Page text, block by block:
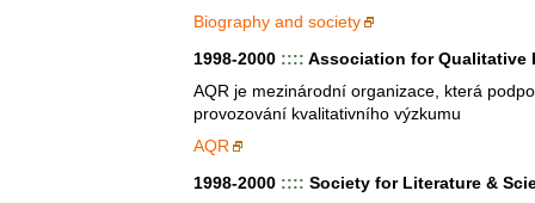
Biography and society
1998-2000 :::: Association for Qualitative
AQR je mezinárodní organizace, která
provozování kvalitativního výzkumu
AQR
1998-2000 :::: Society for Literature &